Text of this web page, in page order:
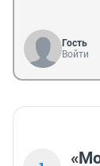
Гость
Войти